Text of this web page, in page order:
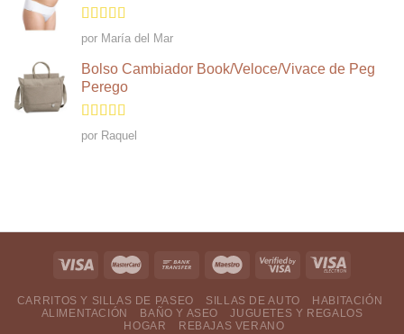
Valorado
en
por María del Mar
Bolso Cambiador Book/Veloce/Vivace de Peg
Perego
Valorado en
5
por Raquel
CARRITOS Y SILLAS DE PASEO SILLAS DE AUTO
HABITACIÓN
ALIMENTACIÓN
BAÑO Y ASEO
JUGUETES Y REGALOS
HOGAR
REBAJAS VERANO